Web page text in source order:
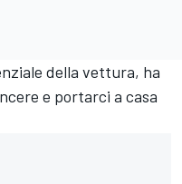
della vettura, ha
e portarci a casa